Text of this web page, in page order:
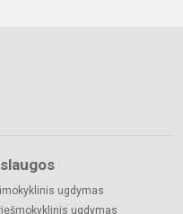
ugdymas
ugdymas